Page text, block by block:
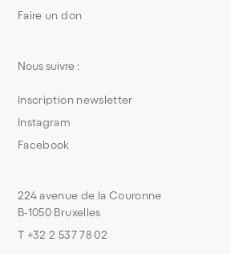
Faire un don
224 avenue de la Couronne
B-1050 Bruxelles
T +32 2 537 78 02
Nous suivre :
Inscription newsletter
Instagram
Facebook